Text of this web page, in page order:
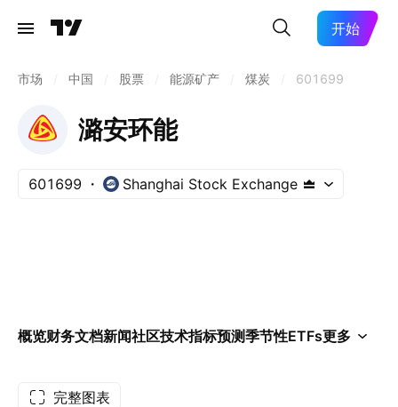
开始
市场 中国 股票 能源矿产 煤炭 601699
潞安环能
601699 Shanghai Stock Exchange
概览财务文档新闻社区技术指标预测季节性ETFs更多
完整图表